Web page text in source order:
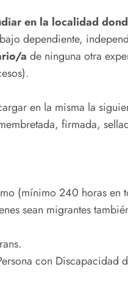
en la localidad
dependiente,
a de ninguna otra
en la misma la
firmada,
(mínimo 240 horas en
sean migrantes
con Discapacidad